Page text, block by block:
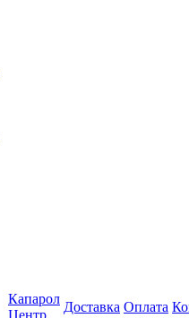
Капарол
Доставка Оплата